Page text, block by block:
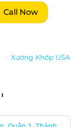
Call Now
Xương Khớp USA